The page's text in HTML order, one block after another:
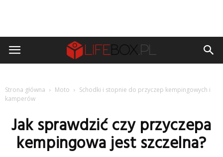
Strona główna Moto
Schodki i stopnie do przyczep kempingowych i
kamperów
Jak sprawdzić czy przyczepa
kempingowa jest szczelna?